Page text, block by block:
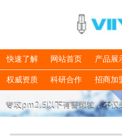
快速了解 网站首页 产品展
权威资质 科研合作 招商加